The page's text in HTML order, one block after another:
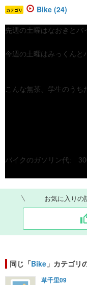
カテゴリ Bike (24)
先週の土曜はなおきとバ
今週の土曜はみっくんと
こんな無茶、学生のうち
バイクのガソリン代:
高速道路利用料: 2000円
少し無愛想なおっちゃ
お気に入りの
同じ「Bike 」カテゴリ
草千里09